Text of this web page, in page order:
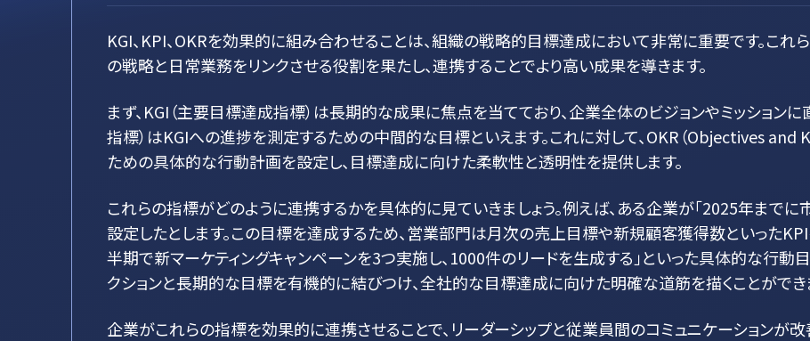
KGI、KPI、OKRを効果的に組み合わせることは、組織の戦略的目標達成において非常に重要です。これ
の戦略と日常業務をリンクさせる役割を果たし、連携することでより高い成果を導きます。
まず、KGI（主要目標達成指標）は長期的な成果に焦点を当てており、企業全体のビジョンやミッション
指標）はKGIへの進捗を測定するための中間的な目標といえます。これに対して、OKR（Objectives and
ための具体的な行動計画を設定し、目標達成に向けた柔軟性と透明性を提供します。
これらの指標がどのように連携するかを具体的に見ていきましょう。例えば、ある企業が「2025年まで
設定したとします。この目標を達成するため、営業部門は月次の売上目標や新規顧客獲得数といったKPI
半期で新マーケティングキャンペーンを3つ実施し、1000件のリードを生成する」といった具体的な行動
クションと長期的な目標を有機的に結びつけ、全社的な目標達成に向けた明確な道筋を描くことができ
企業がこれらの指標を効果的に連携させることで、リーダーシップと従業員間のコミュニケーションが